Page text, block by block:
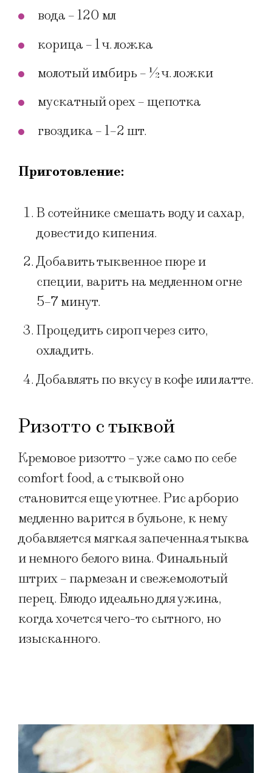
вода – 120 мл
корица – 1 ч. ложка
молотый имбирь – ½ ч. ложки
мускатный орех – щепотка
гвоздика – 1–2 шт.
Приготовление:
В сотейнике смешать воду и сахар,
довести до кипения.
Добавить тыквенное пюре и
специи, варить на медленном огне
5–7 минут.
Процедить сироп через сито,
охладить.
Добавлять по вкусу в кофе или латте.
Ризотто с тыквой
Кремовое ризотто – уже само по себе
comfort food, а с тыквой оно
становится еще уютнее. Рис арборио
медленно варится в бульоне, к нему
добавляется мягкая запеченная тыква
и немного белого вина. Финальный
штрих – пармезан и свежемолотый
перец. Блюдо идеально для ужина,
когда хочется чего-то сытного, но
изысканного.